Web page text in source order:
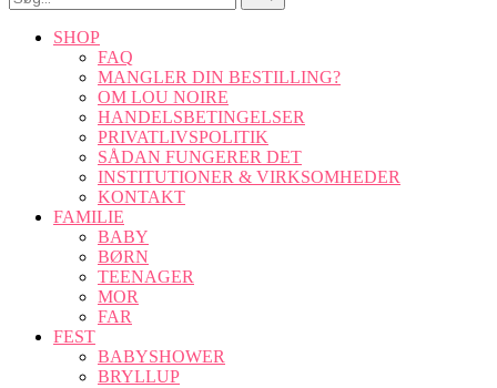
SHOP
FAQ
MANGLER DIN BESTILLING?
OM LOU NOIRE
HANDELSBETINGELSER
PRIVATLIVSPOLITIK
SÅDAN FUNGERER DET
INSTITUTIONER & VIRKSOMHEDER
KONTAKT
FAMILIE
BABY
BØRN
TEENAGER
MOR
FAR
FEST
BABYSHOWER
BRYLLUP